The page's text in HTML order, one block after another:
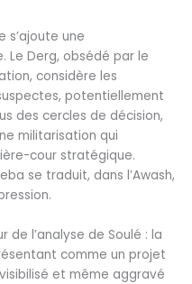
s’ajoute une
Le Derg, obsédé par le
considère les
potentiellement
des cercles de décision,
militarisation qui
cour stratégique.
se traduit, dans l’Awash,
l’analyse de Soulé : la
comme un projet
et même aggravé